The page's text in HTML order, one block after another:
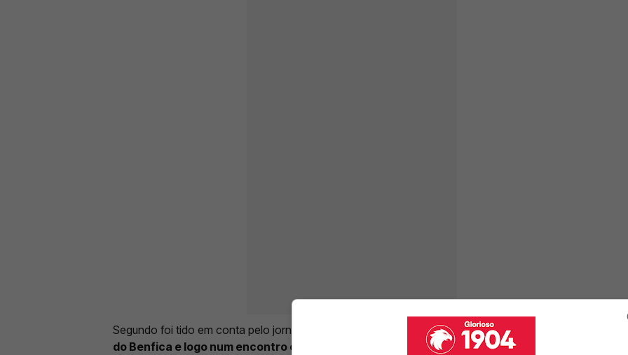
Segundo foi tido em conta pelo jornal O Jogo,
Ivanovic conseguiu o primeiro bis ao serviço
do Benfica e logo num encontro onde o atacante croata precisou apenas de três